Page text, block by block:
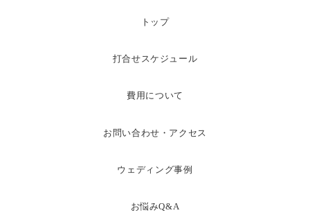
トップ
打合せスケジュール
費用について
お問い合わせ・アクセス
ウェディング事例
お悩みQ&A